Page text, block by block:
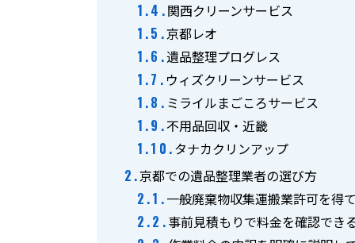
関西クリーンサービス
京都レオ
遺品整理プログレス
ウィズクリーンサービス
ミライルまごころサービス
不用品回収・近畿
タナカクリンアップ
京都での遺品整理業者の選び方
一般廃棄物収集運搬業許可を得
事前見積もりで料金を確認でき